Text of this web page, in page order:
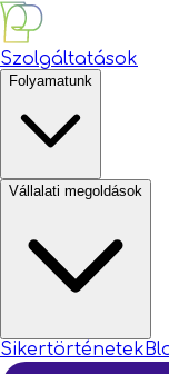
Szolgáltatások
Folyamatunk
Vállalati megoldások
Sikertörténetek